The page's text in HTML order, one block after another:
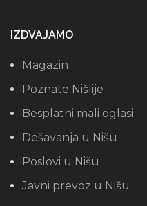
IZDVAJAMO
Magazin
Poznate Nišlije
Besplatni mali oglasi
Dešavanja u Nišu
Poslovi u Nišu
Javni prevoz u Nišu